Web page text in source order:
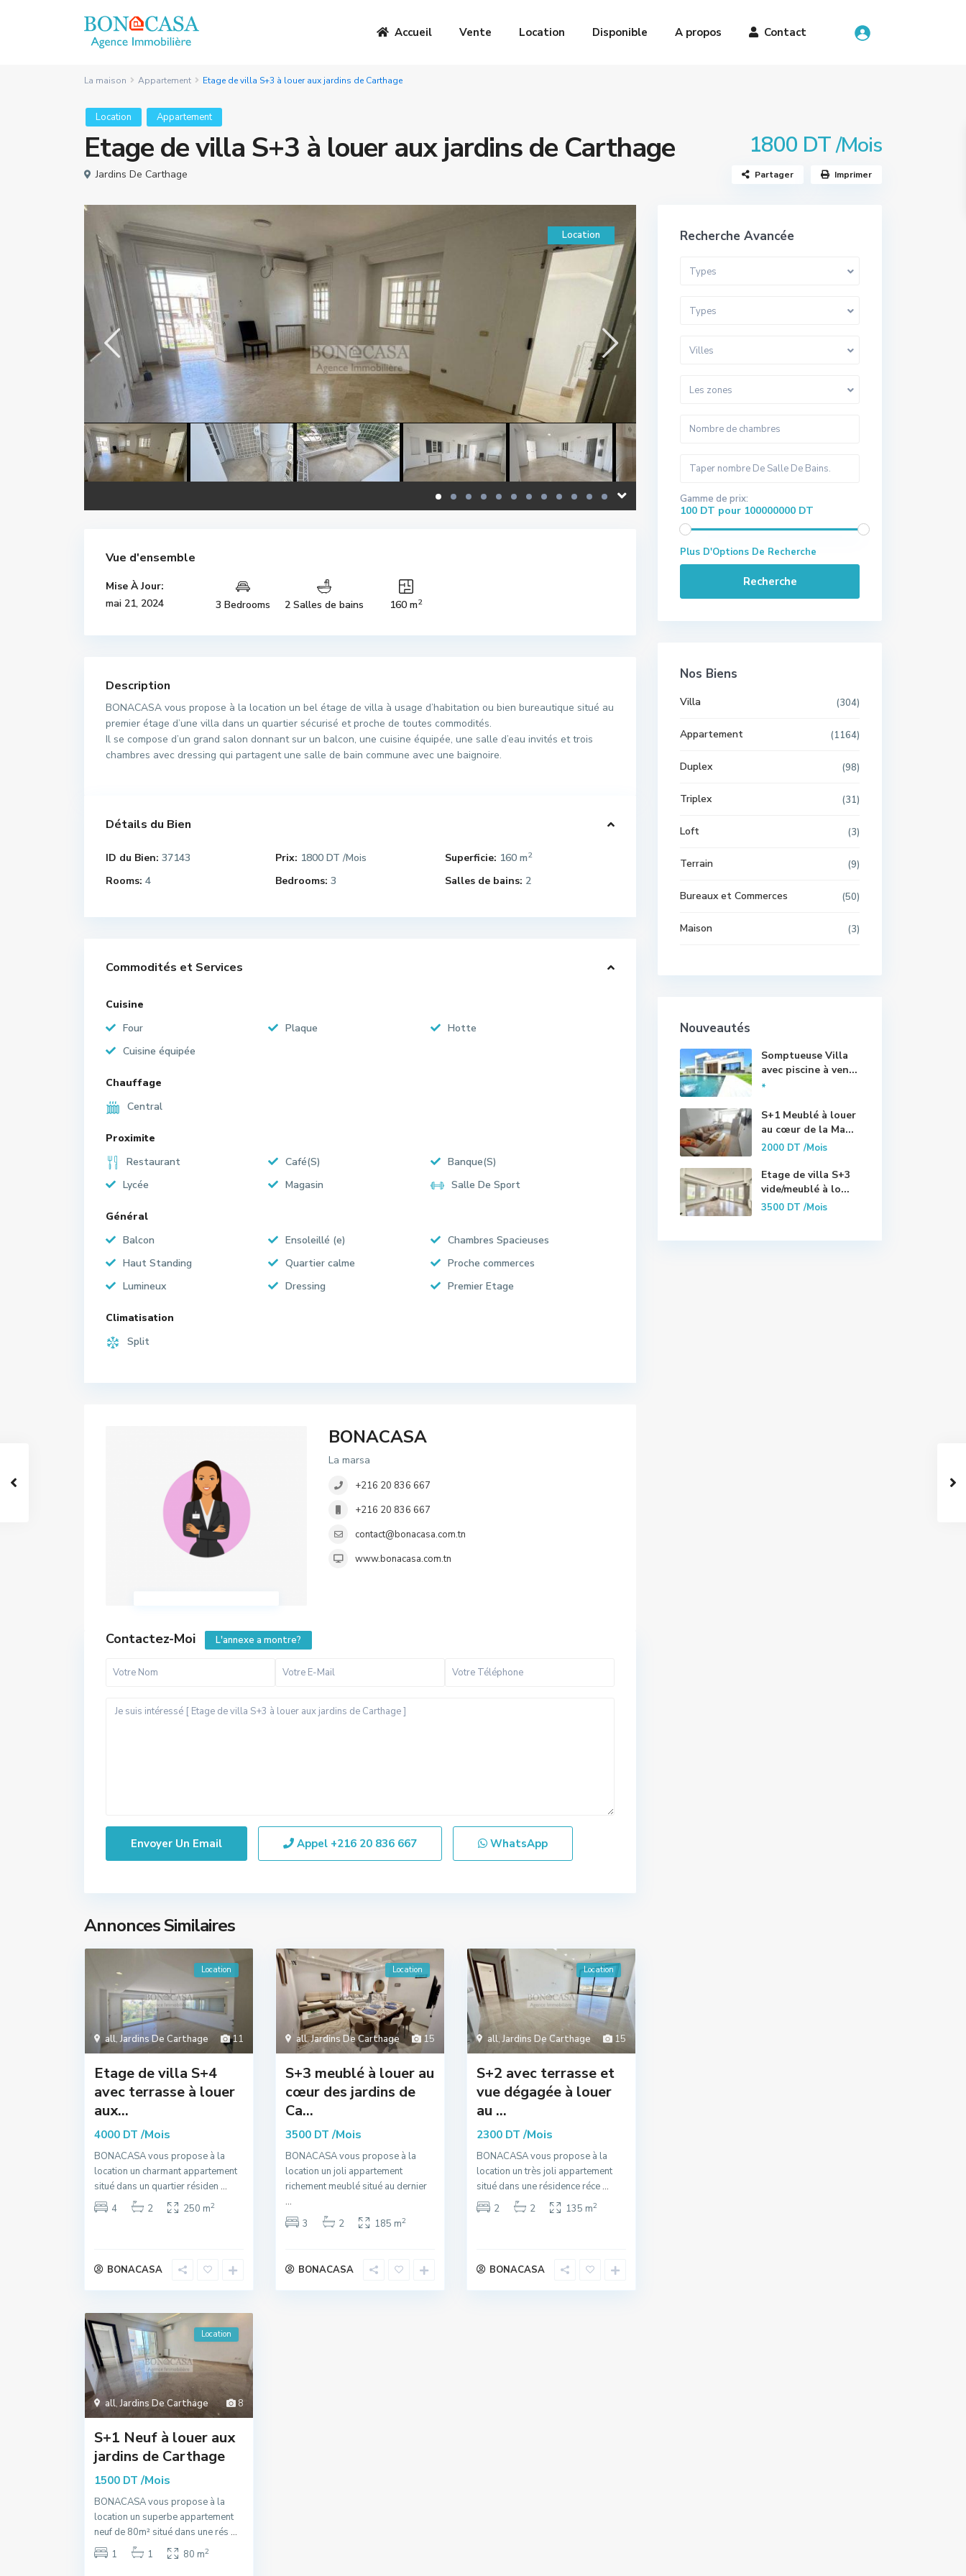
Accueil Vente Location Disponible A propos Contact
La maison Appartement Etage de villa S+3 à louer aux jardins de Carthage
Location Appartement
Etage de villa S+3 à louer aux jardins de Carthage 1800 DT/Mois
Jardins De Carthage Partager Imprimer
Location
Vue d'ensemble
Mise À Jour:
mai 21, 2024
3 Bedrooms 2 Salles de bains 160 m2
Description
BONACASA vous propose à la location un bel étage de villa à usage d’habitation ou bien bureautique situé au
premier étage d’une villa dans un quartier sécurisé et proche de toutes commodités.
Il se compose d’un grand salon donnant sur un balcon, une cuisine équipée, une salle d’eau invités et trois
chambres avec dressing qui partagent une salle de bain commune avec une baignoire.
Détails du Bien
ID du Bien: 37143 Prix: 1800 DT /Mois Superficie: 160 m2
Rooms: 4 Bedrooms: 3 Salles de bains: 2
Commodités et Services
Cuisine
Four
Plaque
Hotte
Cuisine équipée
Chauffage
Central
Proximite
Restaurant
Café(S)
Banque(S)
Lycée
Magasin Salle De Sport
Général
Balcon
Ensoleillé (e)
Chambres Spacieuses
Haut Standing
Quartier calme
Proche commerces
Lumineux
Dressing Premier Etage
Climatisation
Split
BONACASA
La marsa
+216 20 836 667
+216 20 836 667
contact@bonacasa.com.tn
www.bonacasa.com.tn
Contactez-Moi L'annexe a montre?
Appel +216 20 836 667 WhatsApp
Annonces Similaires
11
all,Jardins De Carthage
Location
Etage de villa S+4
avec terrasse à louer
aux...
4000 DT/Mois
BONACASA vous propose à la
location un charmant appartement
situé dans un quartier résiden ...
4
2 250 m2
BONACASA
15
all,Jardins De Carthage
Location
S+3 meublé à louer au
cœur des jardins de
Ca...
3500 DT/Mois
BONACASA vous propose à la
location un joli appartement
richement meublé situé au dernier
...
3
2 185 m2
BONACASA
15
all,Jardins De Carthage
Location
S+2 avec terrasse et
vue dégagée à louer
au ...
2300 DT/Mois
BONACASA vous propose à la
location un très joli appartement
situé dans une résidence réce...
2
2 135 m2
BONACASA
8
all,Jardins De Carthage
Location
S+1 Neuf à louer aux
jardins de Carthage
1500 DT/Mois
BONACASA vous propose à la
location un superbe appartement
neuf de 80m² situé dans une rés ...
1
1 80 m2
Recherche Avancée
Types
Types
Villes
Les zones
Gamme de prix:
100 DT pour 100000000 DT
Plus D'Options De Recherche
Recherche
Nos Biens
Villa (304)
Appartement (1164)
Duplex (98)
Triplex (31)
Loft (3)
Terrain (9)
Bureaux et Commerces (50)
Maison (3)
Nouveautés
Somptueuse Villa
avec piscine à ven...
*
S+1 Meublé à louer
au cœur de la Ma...
2000 DT/Mois
Etage de villa S+3
vide/meublé à lo...
3500 DT/Mois